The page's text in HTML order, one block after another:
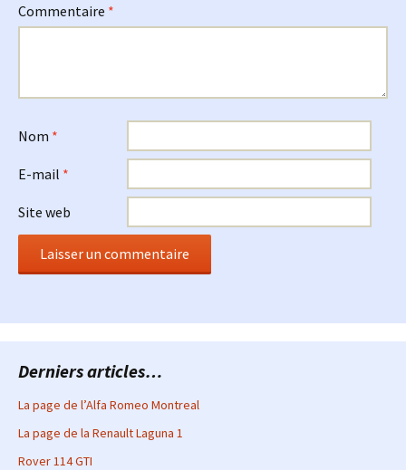
Commentaire *
Nom *
E-mail *
Site web
Derniers articles…
La page de l’Alfa Romeo Montreal
La page de la Renault Laguna 1
Rover 114 GTI